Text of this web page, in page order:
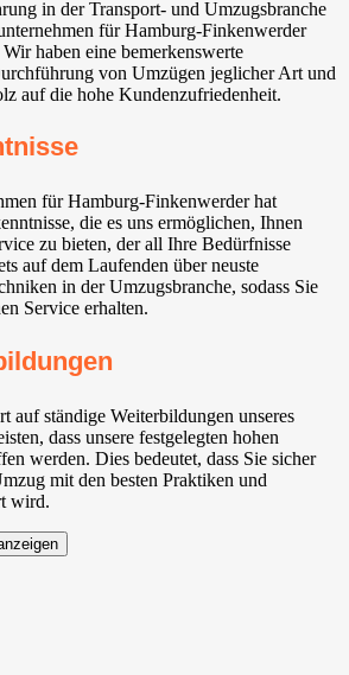
in der Transport- und Umzugsbranche
für Hamburg-Finkenwerder
haben eine bemerkenswerte
von Umzügen jeglicher Art und
auf die hohe Kundenzufriedenheit.
für Hamburg-Finkenwerder hat
die es uns ermöglichen, Ihnen
zu bieten, der all Ihre Bedürfnisse
auf dem Laufenden über neuste
in der Umzugsbranche, sodass Sie
Service erhalten.
auf ständige Weiterbildungen unseres
dass unsere festgelegten hohen
werden. Dies bedeutet, dass Sie sicher
mit den besten Praktiken und
wird.